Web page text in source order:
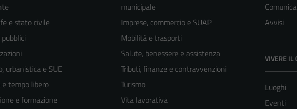
e stato civile
urbanistica e SUE
e tempo libero
e formazione
municipale
Imprese, commercio e SUAP
Mobilità e trasporti
Salute, benessere e assistenza
Tributi, finanze e contravvenzioni
Turismo
Vita lavorativa
Avvisi
VIVERE IL
Luoghi
Eventi